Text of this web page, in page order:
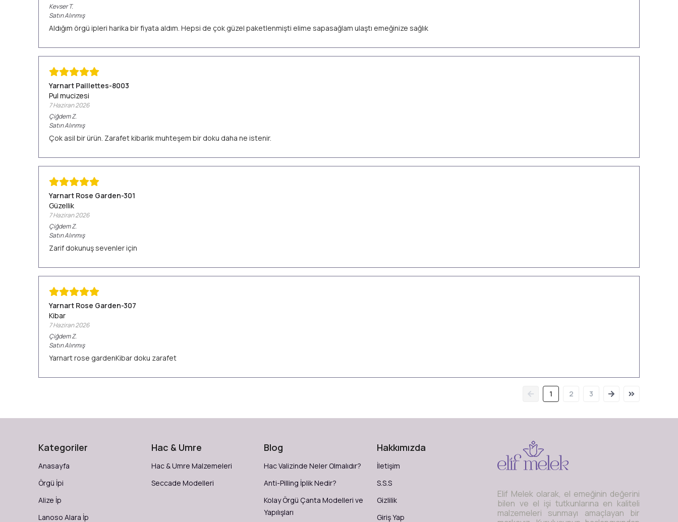
Kevser T.
Satın Alınmış
Aldığım örgü ipleri harika bir fiyata aldım. Hepsi de çok güzel paketlenmişti elime sapasağlam ulaştı emeğinize sağlık
Yarnart Paillettes-8003
Pul mucizesi
7 Haziran 2026
ÇiğdemZ.
Satın Alınmış
Çok asil bir ürün. Zarafet kibarlık muhteşem bir doku daha ne istenir.
Yarnart Rose Garden-301
Güzellik
7 Haziran 2026
ÇiğdemZ.
Satın Alınmış
Zarif dokunuş sevenler için
Yarnart Rose Garden-307
Kibar
7 Haziran 2026
ÇiğdemZ.
Satın Alınmış
Yarnart rose gardenKibar doku zarafet
1 2 3
Kategoriler
Anasayfa
Örgü İpi
Alize İp
Lanoso Alara İp
Hac & Umre
Hac & Umre Malzemeleri
Seccade Modelleri
Blog
Hac Valizinde Neler Olmalıdır?
Anti-Pilling İplik Nedir?
Kolay Örgü Çanta Modelleri ve
Yapılışları
Hakkımızda
İletişim
S.S.S
Gizlilik
Giriş Yap
Elif Melek olarak, el emeğinin değerini
bilen ve el işi tutkunlarına en kaliteli
malzemeleri sunmayı amaçlayan bir